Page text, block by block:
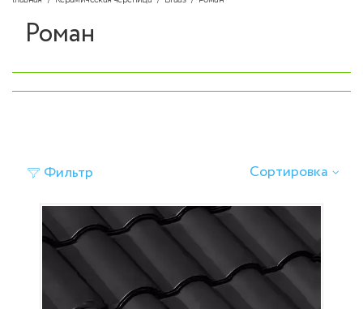
Роман
‹ ›
Фильтр Сортировка